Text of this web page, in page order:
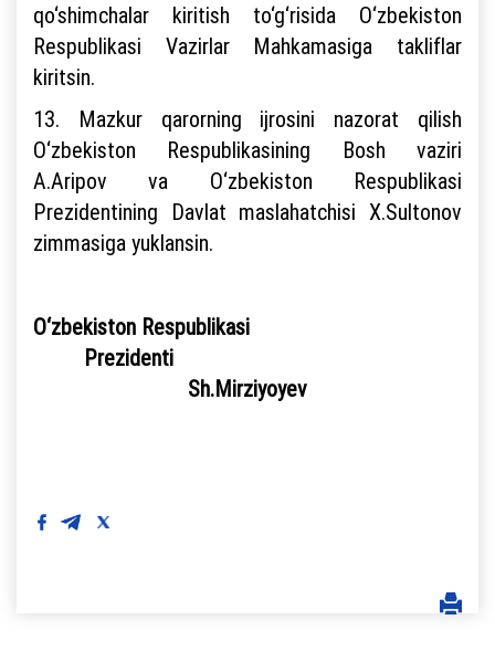
qo‘shimchalar kiritish to‘g‘risida O‘zbekiston
Respublikasi Vazirlar Mahkamasiga takliflar
kiritsin.
13. Mazkur qarorning ijrosini nazorat qilish
O‘zbekiston Respublikasining Bosh vaziri
A.Aripov va O‘zbekiston Respublikasi
Prezidentining Davlat maslahatchisi X.Sultonov
zimmasiga yuklansin.
O‘zbekiston Respublikasi
Prezidenti
Sh.Mirziyoyev